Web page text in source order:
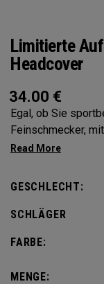
Limitierte
Headcover
34.00 €
Egal, ob Sie
Feinschmecker,
Sie Ihre
GESCHLECHT:
SCHLÄGER
FARBE:
MENGE: